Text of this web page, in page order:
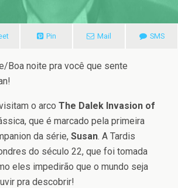
Pin Mail SMS
Boa noite pra você que sente
o arco The Dalek Invasion of
que é marcado pela primeira
da série, Susan. A Tardis
do século 22, que foi tomada
eles impedirão que o mundo seja
pra descobrir!